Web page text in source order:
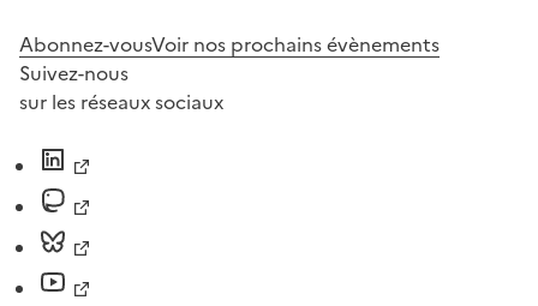
Abonnez-vousVoir nos prochains évènements
Suivez-nous
sur les réseaux sociaux